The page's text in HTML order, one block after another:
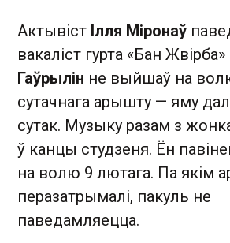
Актывіст Ілля Міронаў
вакаліст гурта «Бан Жвірба»
Гаўрылін не выйшаў на
сутачнага арышту — яму
сутак. Музыку разам з
ў канцы студзеня. Ён
на волю 9 лютага. Па якім
перазатрымалі, пакуль не
паведамляецца.